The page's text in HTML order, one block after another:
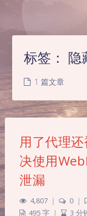
标签： 隐
1 篇文章
用了代理
决使用
泄漏
4,807 | 0 |
495 字 | 3 分